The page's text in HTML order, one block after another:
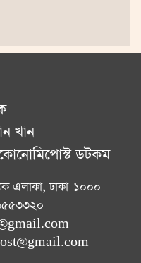
খান
ডটকম
এলাকা, ঢাকা-১০০০